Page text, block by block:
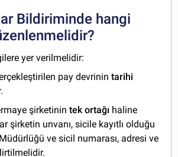
Bildiriminde hangi
yer verilmelidir:
pay devrinintarihi
şirketinintek ortağı haline
şirketin unvanı, sicile kayıtlı olduğu
ve sicil numarası, adresi ve